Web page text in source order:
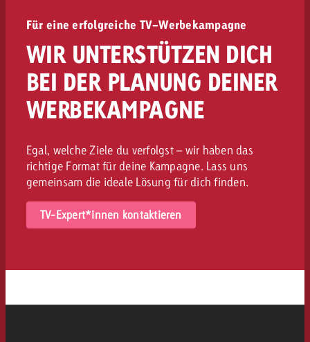
Für eine erfolgreiche TV-Werbekampagne
WIR UNTERSTÜTZEN DICH
BEI DER PLANUNG DEINER
WERBEKAMPAGNE
Egal, welche Ziele du verfolgst – wir haben das
richtige Format für deine Kampagne. Lass uns
gemeinsam die ideale Lösung für dich finden.
TV-Expert*innen kontaktieren